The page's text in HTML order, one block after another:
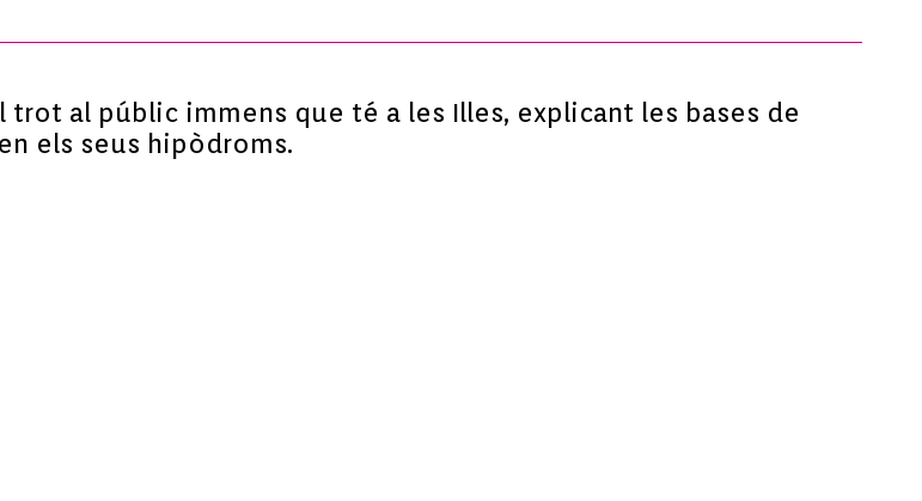
al públic immens que té a les Illes, explicant les bases de
els seus hipòdroms.